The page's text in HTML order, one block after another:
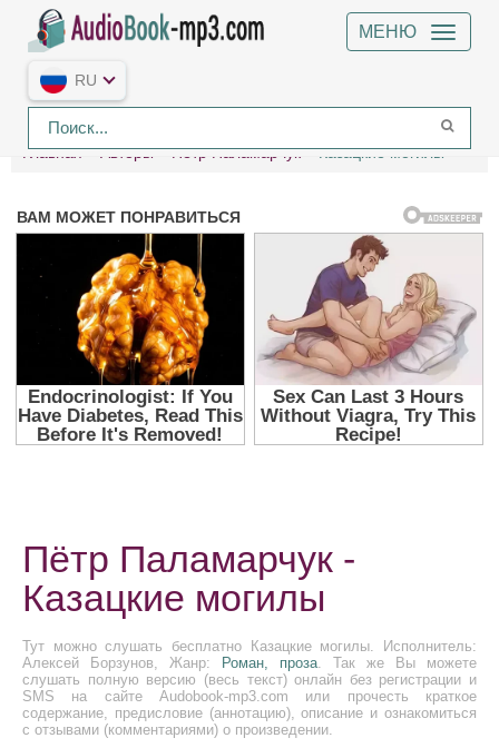
МЕНЮ
RU
Главная Авторы Пётр Паламарчук Казацкие могилы
Пётр Паламарчук -
Казацкие могилы
Тут можно слушать бесплатно Казацкие могилы. Исполнитель:
Алексей Борзунов, Жанр:
Роман, проза. Так же Вы можете
слушать полную версию (весь текст) онлайн без регистрации и
SMS на сайте Audobook-mp3.com или прочесть краткое
содержание, предисловие (аннотацию), описание и ознакомиться
с отзывами (комментариями) о произведении.